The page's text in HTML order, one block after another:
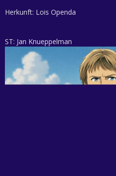
Herkunft: Lois Openda
ST: Jan Knueppelman